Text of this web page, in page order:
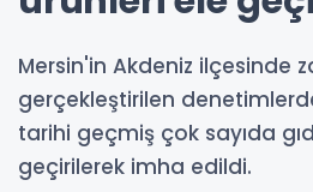
Mersin'in Akdeniz ilçesinde
gerçekleştirilen
tarihi geçmiş çok sayıda
geçirilerek imha edildi.